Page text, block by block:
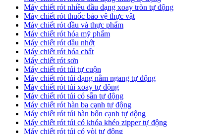
​Máy chiết rót nhiều đầu dạng xoay tròn tự động
Máy chiết rót thuốc bảo vệ thực vật
Máy chiết rót dầu và thực phẩm
Máy chiết rót hóa mỹ phẩm
Máy chiết rót dầu nhớt
Máy chiết rót hóa chất
Máy chiết rót sơn
Máy chiết rót túi tự cuộn
Máy chiết rót túi dạng nằm ngang tự động
Máy chiết rót túi xoay tự động
Máy chiết rót túi có sẵn tự động
Máy chiết rót hàn ba cạnh tự động
Máy chiết rót túi hàn bốn cạnh tự dộng
Máy chiết rót túi có khóa khéo zipper tự động
Máy chiết rót túi có vòi tự động